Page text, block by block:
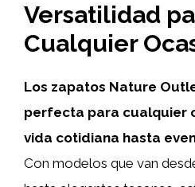
Versatilidad
Cualquier
Los zapatos Nature
perfecta para cualquier
vida cotidiana hasta
Con modelos que van